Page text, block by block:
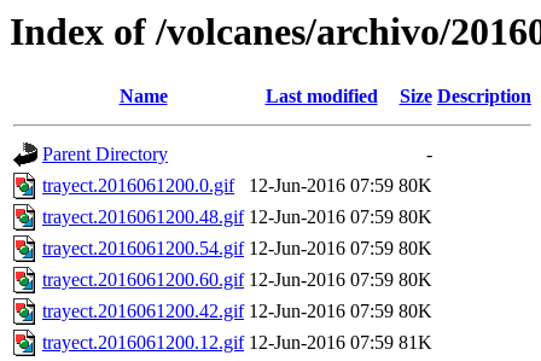
Index of /volcanes/archivo/
Name Last modified Size Description
Parent Directory
-
trayect.2016061200.0.gif
12-Jun-2016 07:59 80K
trayect.2016061200.48.gif 12-Jun-2016 07:59 80K
trayect.2016061200.54.gif 12-Jun-2016 07:59 80K
trayect.2016061200.60.gif 12-Jun-2016 07:59 80K
trayect.2016061200.42.gif 12-Jun-2016 07:59 80K
trayect.2016061200.12.gif 12-Jun-2016 07:59 81K